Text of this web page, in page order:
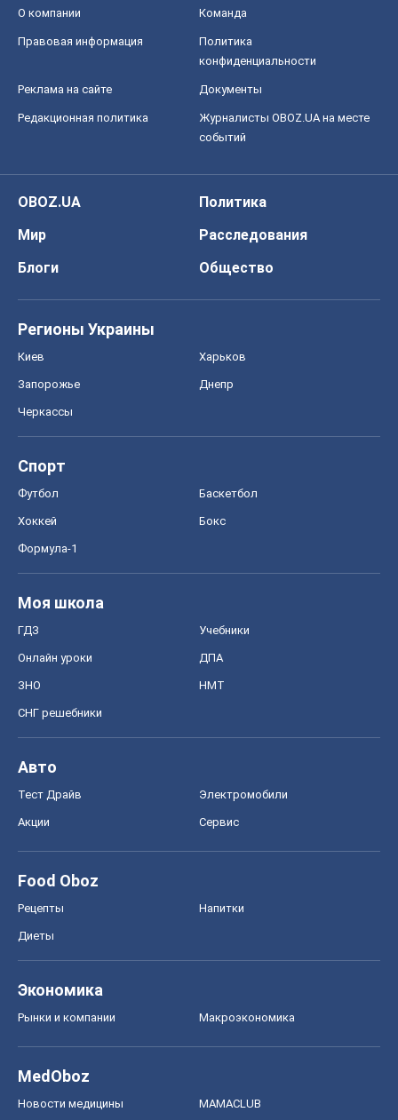
О компании Команда
Правовая информация
Политика
конфиденциальности
Реклама на сайте Документы
Редакционная политика
Журналисты OBOZ.UA на месте
событий
OBOZ.UA
Политика
Мир
Расследования
Блоги
Общество
Регионы Украины
Киев Харьков
Запорожье Днепр
Черкассы
Спорт
Футбол Баскетбол
Хоккей Бокс
Формула-1
Моя школа
ГДЗ Учебники
Онлайн уроки ДПА
ЗНО НМТ
СНГ решебники
Авто
Тест Драйв Электромобили
Акции Сервис
Food Oboz
Рецепты Напитки
Диеты
Экономика
Рынки и компании Mакроэкономика
MedOboz
Новости медицины MAMACLUB